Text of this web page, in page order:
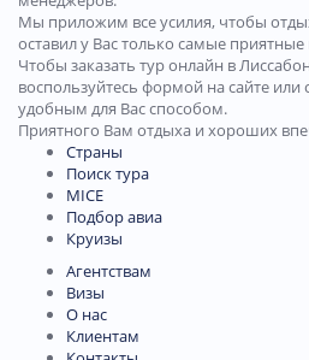
Мы приложим все усилия, чтобы
оставил у Вас только самые
Чтобы заказать тур онлайн в
воспользуйтесь формой на сайте
удобным для Вас способом.
Приятного Вам отдыха и хороших
Страны
Поиск тура
MICE
Подбор авиа
Круизы
Агентствам
Визы
О нас
Клиентам